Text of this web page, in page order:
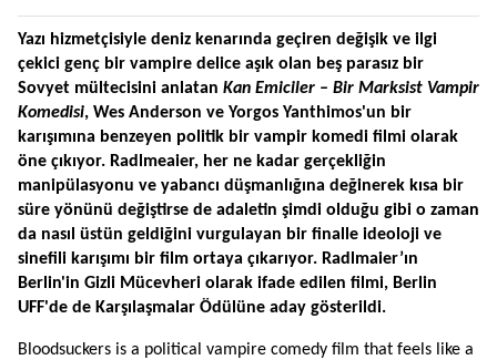
Yazı hizmetçisiyle deniz kenarında geçiren değişik ve ilgi
çekici genç bir vampire delice aşık olan beş parasız bir
Sovyet mültecisini anlatan Kan Emiciler – Bir Marksist Vampir
Komedisi, Wes Anderson ve Yorgos Yanthimos'un bir
karışımına benzeyen politik bir vampir komedi filmi olarak
öne çıkıyor. Radlmeaier, her ne kadar gerçekliğin
manipülasyonu ve yabancı düşmanlığına değinerek kısa bir
süre yönünü değiştirse de adaletin şimdi olduğu gibi o zaman
da nasıl üstün geldiğini vurgulayan bir finalle ideoloji ve
sinefili karışımı bir film ortaya çıkarıyor. Radlmaier’ın
Berlin'in Gizli Mücevheri olarak ifade edilen filmi, Berlin
UFF'de de Karşılaşmalar Ödülüne aday gösterildi.
Bloodsuckers is a political vampire comedy film that feels like a